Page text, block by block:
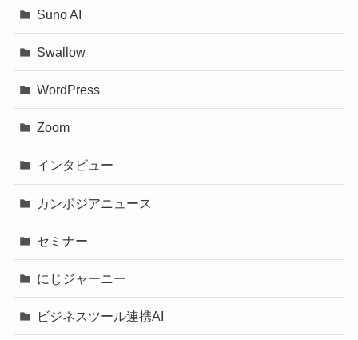
Suno AI
Swallow
WordPress
Zoom
インタビュー
カンボジアニュース
セミナー
にじジャーニー
ビジネスツール連携AI